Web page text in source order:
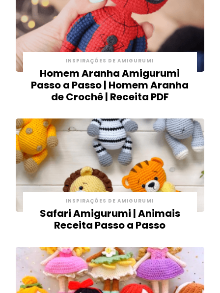
INSPIRAÇÕES DE AMIGURUMI
Homem Aranha Amigurumi
Passo a Passo | Homem Aranha
de Crochê | Receita PDF
INSPIRAÇÕES DE AMIGURUMI
Safari Amigurumi | Animais
Receita Passo a Passo